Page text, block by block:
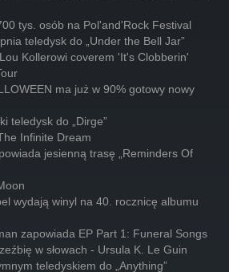
tys. osób na Pol'and'Rock Festival
teledysk do „Under the Bell Jar”
Kollerowi coverem 'It's Clobberin'
ma już w 90% gotowy nowy
teledysk do „Dirge”
Infinite Dream
jesienną trasę „Reminders Of
wydają winyl na 40. rocznicę albumu
zapowiada EP Part 1: Funeral Songs
w słowach - Ursula K. Le Guin
teledyskiem do „Anything”